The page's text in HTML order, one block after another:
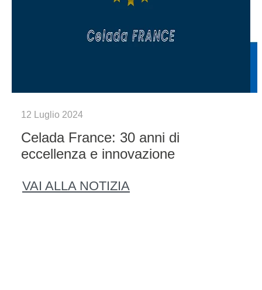
12 Luglio 2024
Celada France: 30 anni di
eccellenza e innovazione
VAI ALLA NOTIZIA